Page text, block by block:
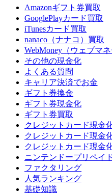
Amazonギフト券買取
GooglePlayカード買取
iTunesカード買取
nanaco（ナナコ）買取
WebMoney（ウェブマ
その他の現金化
よくある質問
キャリア決済でお金
ギフト券換金
ギフト券現金化
ギフト券買取
クレジットカード現金
クレジットカード現金
クレジットカード現金
ニンテンドープリペイ
ファクタリング
人気ランキング
基礎知識